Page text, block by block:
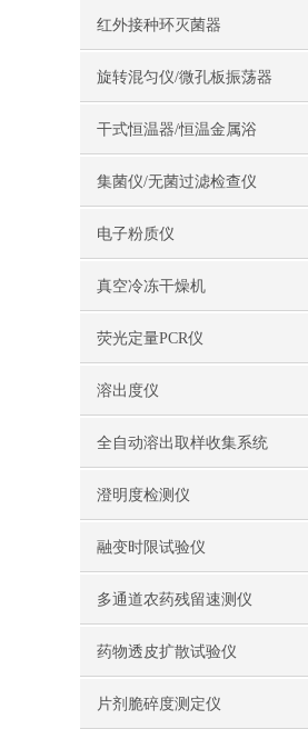
红外接种环灭菌器
旋转混匀仪/微孔板振荡器
干式恒温器/恒温金属浴
集菌仪/无菌过滤检查仪
电子粉质仪
真空冷冻干燥机
荧光定量PCR仪
溶出度仪
全自动溶出取样收集系统
澄明度检测仪
融变时限试验仪
多通道农药残留速测仪
药物透皮扩散试验仪
片剂脆碎度测定仪